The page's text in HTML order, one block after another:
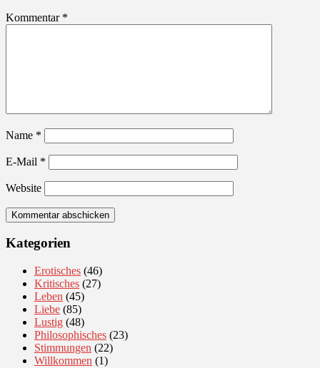
Kommentar *
Name *
E-Mail *
Website
Kategorien
Erotisches (46)
Kritisches (27)
Leben (45)
Liebe (85)
Lustig (48)
Philosophisches (23)
Stimmungen (22)
Willkommen (1)